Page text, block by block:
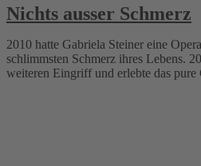
Nichts ausser Schmerz
2010 hatte Gabriela Steiner eine
schlimmsten Schmerz ihres Lebens.
weiteren Eingriff und erlebte das pure